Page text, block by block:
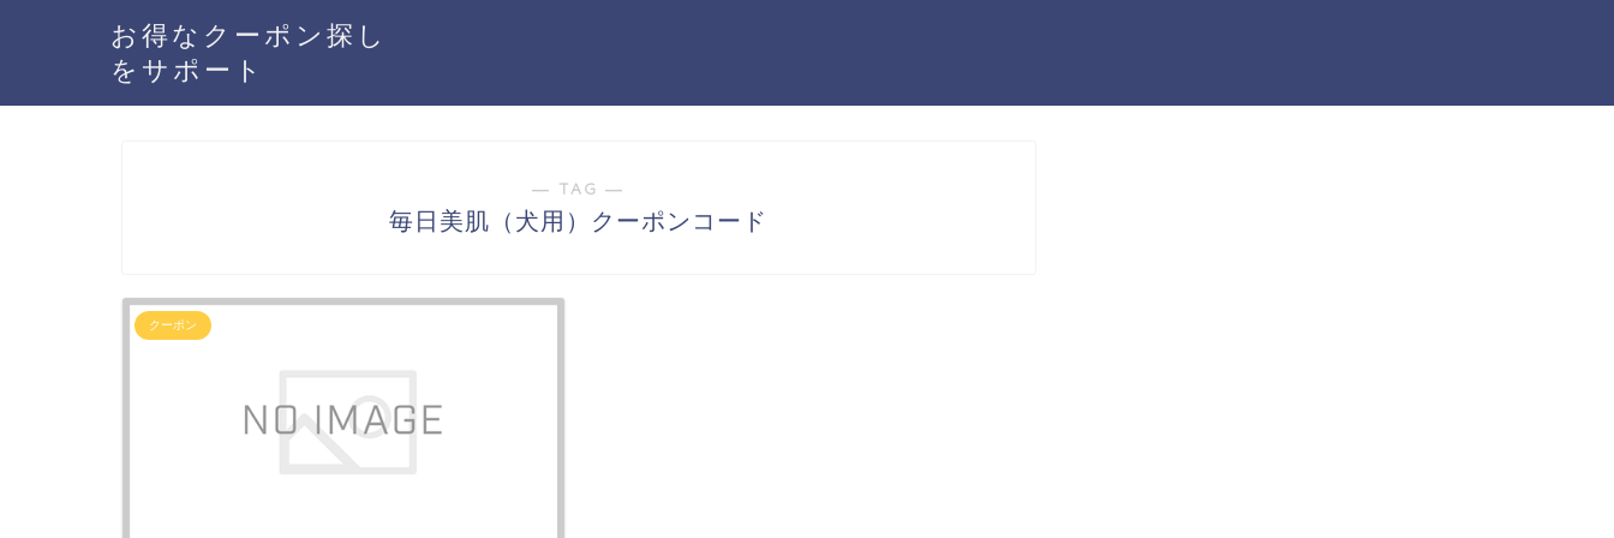
お得なクーポン探し
をサポート
― TAG ―
毎日美肌（犬用）クーポンコード
クーポン